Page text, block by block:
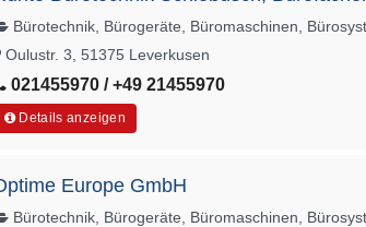
Bürotechnik, Bürogeräte, Büromaschinen,
Oulustr. 3, 51375 Leverkusen
021455970 / +49 21455970
Details anzeigen
Europe GmbH
Bürotechnik, Bürogeräte, Büromaschinen,